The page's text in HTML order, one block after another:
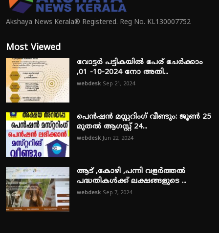
Akshaya News Kerala® Registered. Reg No. KL130007752
Most Viewed
വോട്ടർ പട്ടികയിൽ പേര് ചേർക്കാം
,01 -10-2024 നോ അതി...
webdesk Sep 21, 2024
പെൻഷൻ മസ്റ്ററിംഗ് വീണ്ടും: ജൂൺ 25
മുതൽ ആഗസ്റ്റ് 24...
webdesk Jun 22, 2024
ആട് ,കോഴി ,പന്നി വളർത്തൽ
പദ്ധതികൾക്ക് ലക്ഷങ്ങളുടെ ...
webdesk Sep 7, 2024